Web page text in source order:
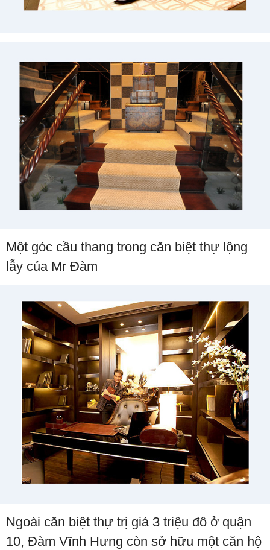
Một góc cầu thang trong căn biệt thự lộng
lẫy của Mr Đàm
Ngoài căn biệt thự trị giá 3 triệu đô ở quận
10, Đàm Vĩnh Hưng còn sở hữu một căn hộ